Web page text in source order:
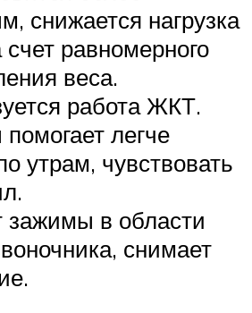
снижается нагрузка
счет равномерного
веса.
работа ЖКТ.
легче
утрам, чувствовать
зажимы в области
снимает